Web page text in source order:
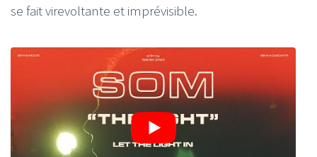
se fait virevoltante et imprévisible.